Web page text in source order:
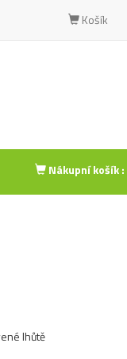
Košík
Nákupní košík :
lhůtě